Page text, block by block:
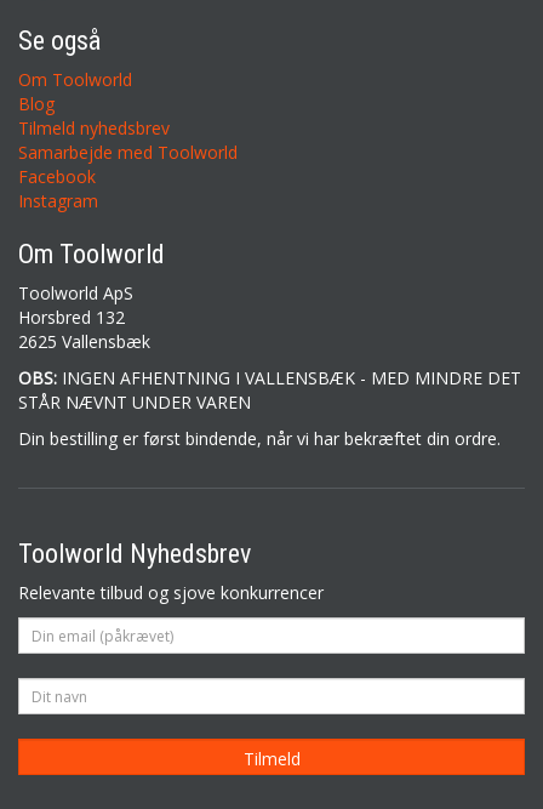
Se også
Om Toolworld
Blog
Tilmeld nyhedsbrev
Samarbejde med Toolworld
Facebook
Instagram
Om Toolworld
Toolworld ApS
Horsbred 132
2625 Vallensbæk
OBS: INGEN AFHENTNING I VALLENSBÆK - MED MINDRE DET
STÅR NÆVNT UNDER VAREN
Din bestilling er først bindende, når vi har bekræftet din ordre.
Toolworld Nyhedsbrev
Relevante tilbud og sjove konkurrencer